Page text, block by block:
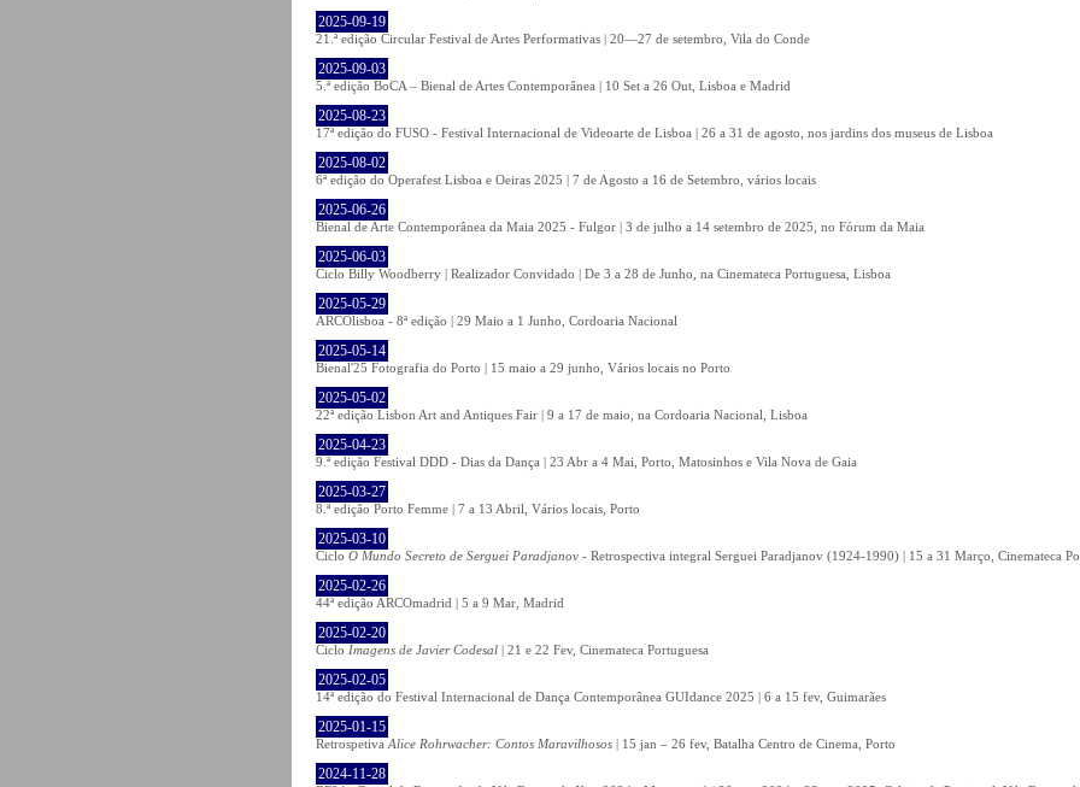
2025-09-19
21.ª edição Circular Festival de Artes Performativas | 20—27 de setembro, Vila do Conde
2025-09-03
5.ª edição BoCA – Bienal de Artes Contemporânea | 10 Set a 26 Out, Lisboa e Madrid
2025-08-23
17ª edição do FUSO - Festival Internacional de Videoarte de Lisboa | 26 a 31 de agosto, nos jardins dos museus de Lisboa
2025-08-02
6ª edição do Operafest Lisboa e Oeiras 2025 | 7 de Agosto a 16 de Setembro, vários locais
2025-06-26
Bienal de Arte Contemporânea da Maia 2025 - Fulgor | 3 de julho a 14 setembro de 2025, no Fórum da Maia
2025-06-03
Ciclo Billy Woodberry | Realizador Convidado | De 3 a 28 de Junho, na Cinemateca Portuguesa, Lisboa
2025-05-29
ARCOlisboa - 8ª edição | 29 Maio a 1 Junho, Cordoaria Nacional
2025-05-14
Bienal'25 Fotografia do Porto | 15 maio a 29 junho, Vários locais no Porto
2025-05-02
22ª edição Lisbon Art and Antiques Fair | 9 a 17 de maio, na Cordoaria Nacional, Lisboa
2025-04-23
9.ª edição Festival DDD - Dias da Dança | 23 Abr a 4 Mai, Porto, Matosinhos e Vila Nova de Gaia
2025-03-27
8.ª edição Porto Femme | 7 a 13 Abril, Vários locais, Porto
2025-03-10
Ciclo O Mundo Secreto de Serguei Paradjanov - Retrospectiva integral Serguei Paradjanov (1924-1990) | 15 a 31 Março, Cinemateca
2025-02-26
44ª edição ARCOmadrid | 5 a 9 Mar, Madrid
2025-02-20
Ciclo Imagens de Javier Codesal | 21 e 22 Fev, Cinemateca Portuguesa
2025-02-05
14ª edição do Festival Internacional de Dança Contemporânea GUIdance 2025 | 6 a 15 fev, Guimarães
2025-01-15
Retrospetiva Alice Rohrwacher: Contos Maravilhosos | 15 jan – 26 fev, Batalha Centro de Cinema, Porto
2024-11-28